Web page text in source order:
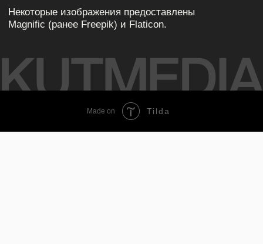
Made on Tilda